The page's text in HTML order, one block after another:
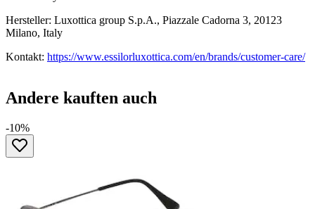
Hersteller: Luxottica group S.p.A., Piazzale Cadorna 3, 20123
Milano, Italy
Kontakt: https://www.essilorluxottica.com/en/brands/customer-care/
Andere kauften auch
-10%